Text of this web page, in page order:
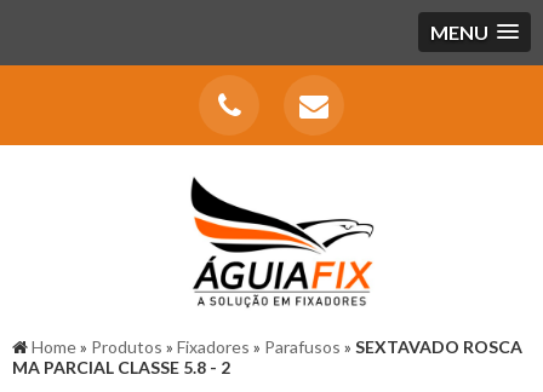
MENU
Home» Produtos » Fixadores » Parafusos » SEXTAVADO ROSCA
MA PARCIAL CLASSE 5.8 - 2